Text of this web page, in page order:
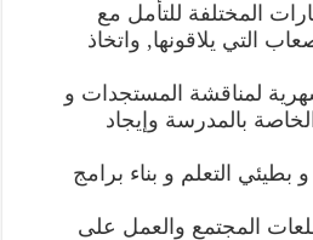
المختلفة للتأمل مع
التي يلاقونها, واتخاذ
لمناقشة المستجدات و
بالمدرسة وإيجاد
و بطيئي التعلم و بناء برامج
المجتمع والعمل على